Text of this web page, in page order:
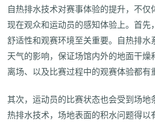
自热排水技术对赛事体验的提升，不
现在观众和运动员的感知体验上。首
舒适性和观赛环境至关重要。自热排
天气的影响，保证场馆内外的地面干
离场、以及比赛过程中的观赛体验都有
其次，运动员的比赛状态也会受到场地
热排水技术，场地表面的积水问题得